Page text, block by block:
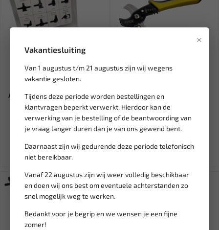
×
Vakantiesluiting
Van 1 augustus t/m 21 augustus zijn wij wegens
vakantie gesloten.
Tijdens deze periode worden bestellingen en
klantvragen beperkt verwerkt. Hierdoor kan de
verwerking van je bestelling of de beantwoording van
je vraag langer duren dan je van ons gewend bent.
Daarnaast zijn wij gedurende deze periode telefonisch
niet bereikbaar.
Vanaf 22 augustus zijn wij weer volledig beschikbaar
en doen wij ons best om eventuele achterstanden zo
snel mogelijk weg te werken.
Bedankt voor je begrip en we wensen je een fijne
zomer!
Leverbaar
ASTA Bosch en Delphi injector
connectoren set voor...
54,95
RIPCA Striptang en kniptang
2.5-10.0mm² CCT3
14,94
SALE!